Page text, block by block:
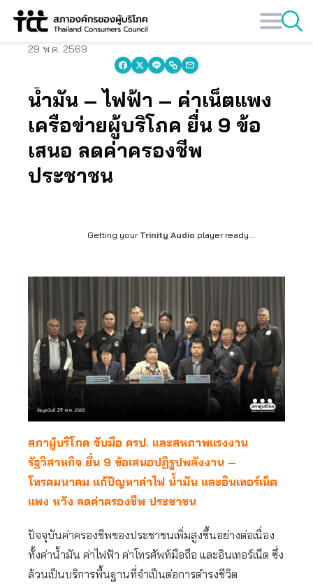
Skip
29 พ.ค. 2569
น้ำมัน – ไฟฟ้า – ค่าเน็ตแพง
เครือข่ายผู้บริโภค ยื่น 9 ข้อ
เสนอ ลดค่าครองชีพ
ประชาชน
Getting your Trinity Audio player ready...
สภาผู้บริโภค จับมือ ครป. และสหภาพแรงงาน
รัฐวิสาหกิจ ยื่น 9 ข้อเสนอปฏิรูปพลังงาน –
โทรคมนาคม แก้ปัญหาค่าไฟ น้ำมัน และอินเทอร์เน็ต
แพง หวัง ลดค่าครองชีพ ประชาชน
ปัจจุบันค่าครองชีพของประชาชนเพิ่มสูงขึ้นอย่างต่อเนื่อง
ทั้งค่าน้ำมัน ค่าไฟฟ้า ค่าโทรศัพท์มือถือ และอินเทอร์เน็ต ซึ่ง
ล้วนเป็นบริการพื้นฐานที่จำเป็นต่อการดำรงชีวิต